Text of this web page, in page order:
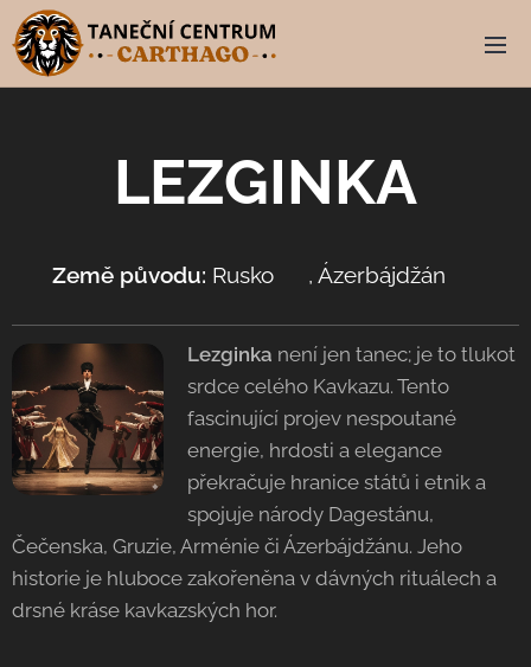
LEZGINKA
Země původu: Rusko 🇷🇺, Ázerbájdžán 🇦🇿
Lezginka není jen tanec; je to tlukot
srdce celého Kavkazu. Tento
fascinující projev nespoutané
energie, hrdosti a elegance
překračuje hranice států i etnik a
spojuje národy Dagestánu,
Čečenska, Gruzie, Arménie či Ázerbájdžánu. Jeho
historie je hluboce zakořeněna v dávných rituálech a
drsné kráse kavkazských hor.